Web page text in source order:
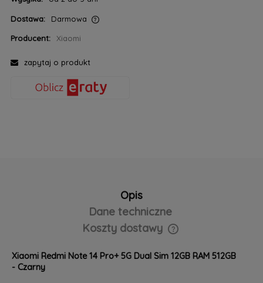
Dostawa:
Darmowa
Producent:
Xiaomi
zapytaj o produkt
Opis
Dane techniczne
Koszty dostawy
Cena nie zawiera ewentualnych kosztów płatności
Xiaomi Redmi Note 14 Pro+ 5G Dual Sim 12GB RAM 512GB
- Czarny